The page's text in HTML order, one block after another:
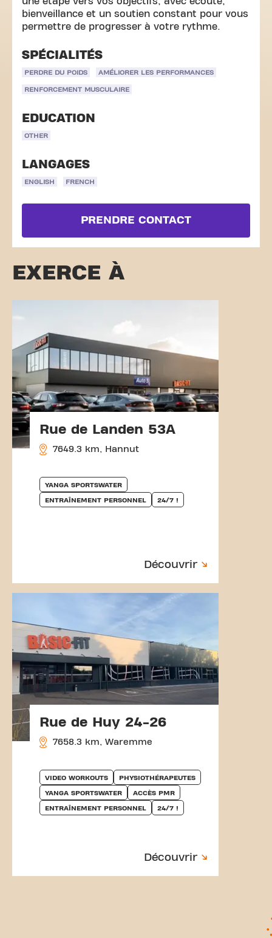
bienveillance et un soutien constant pour vous
permettre de progresser à votre rythme.
SPÉCIALITÉS
PERDRE DU POIDS AMÉLIORER LES PERFORMANCES
RENFORCEMENT MUSCULAIRE
EDUCATION
OTHER
LANGAGES
ENGLISH FRENCH
PRENDRE CONTACT
EXERCE À
Rue de Landen 53A
7649.3 km, Hannut
YANGA SPORTSWATER
ENTRAÎNEMENT PERSONNEL 24/7 !
Découvrir
Rue de Huy 24-26
7658.3 km, Waremme
VIDEO WORKOUTS PHYSIOTHÉRAPEUTES
YANGA SPORTSWATER ACCÈS PMR
ENTRAÎNEMENT PERSONNEL 24/7 !
Découvrir